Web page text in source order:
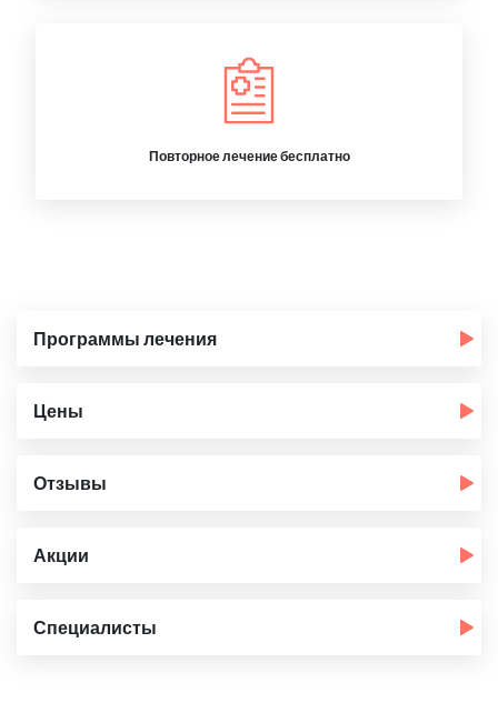
Повторное лечение бесплатно
Программы лечения
Цены
Отзывы
Акции
Специалисты